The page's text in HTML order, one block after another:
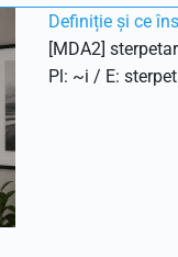
Definiție și ce
[MDA2]
Pl: ~i / E: